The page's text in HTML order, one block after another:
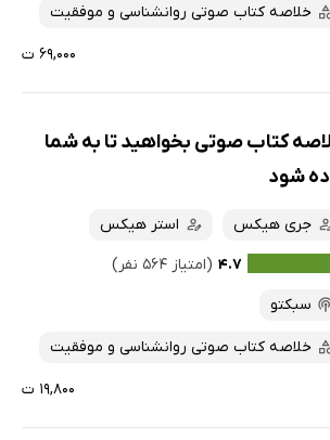
خلاصه کتاب صوتی روانشناسی و موفقیت
۶۹,۰۰۰ ت
کتاب صوتی بخواهید تا به شما
شود
جری هیکس
استر هیکس
۴.۷ (امتیاز ۵۶۴ نفر)
سبکتو
خلاصه کتاب صوتی روانشناسی و موفقیت
۱۹,۸۰۰ ت